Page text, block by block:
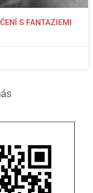
S FANTAZIEMI